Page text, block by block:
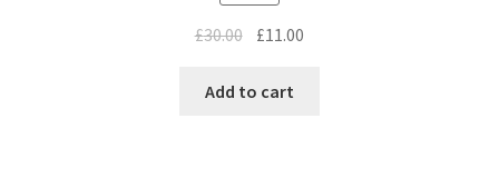
£30.00 £11.00
Add to cart